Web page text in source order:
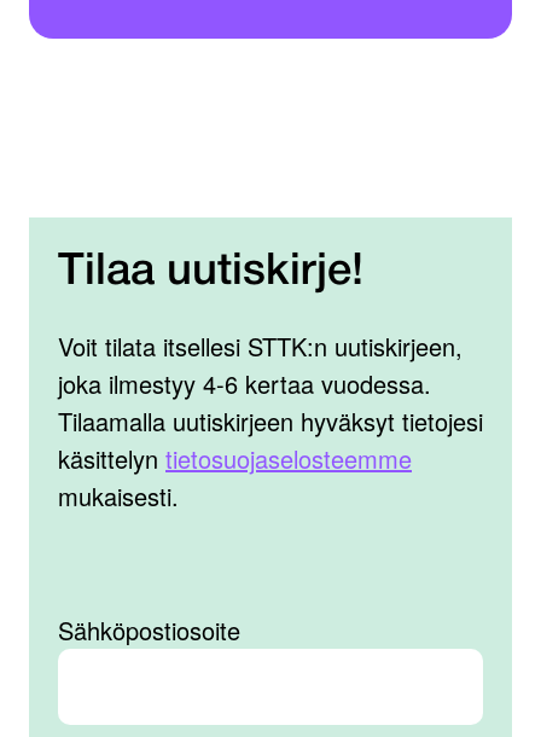
Tilaa uutiskirje!
Voit tilata itsellesi STTK:n uutiskirjeen,
joka ilmestyy 4-6 kertaa vuodessa.
Tilaamalla uutiskirjeen hyväksyt tietojesi
käsittelyn tietosuojaselosteemme
mukaisesti.
Sähköpostiosoite